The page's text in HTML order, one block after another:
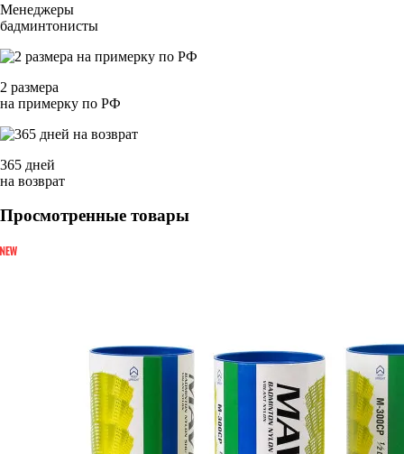
Менеджеры
бадминтонисты
2 размера
на примерку по РФ
365 дней
на возврат
Просмотренные товары